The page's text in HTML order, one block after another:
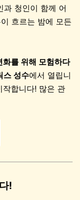
과 청인이 함께 어
흐르는 밤에 모든
를 위해 모험하다
스 성수에서 열립니
합니다! 많은 관
!